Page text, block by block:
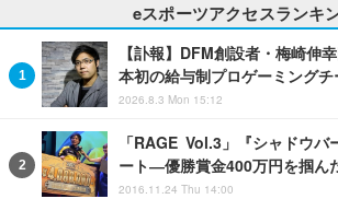
eスポーツアクセスランキ
【訃報】DFM創設者・梅崎伸
本初の給与制プロゲーミング
2026.8.3 Mon 15:12
「RAGE Vol.3」『シャドウバ
ート―優勝賞金400万円を掴ん
2016.11.24 Thu 14:00